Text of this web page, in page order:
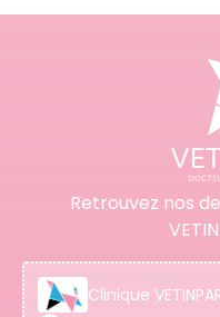
Retrouvez nos
Clinique